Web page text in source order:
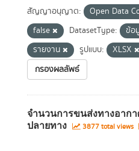
สัญญาอนุญาต: Open Data
false
DatasetType: ข้อ
รายงาน
รูปแบบ:
XLSX
กรองผลลัพธ์
จำนวนการขนส่งทางอา
ปลายทาง
3877 total views